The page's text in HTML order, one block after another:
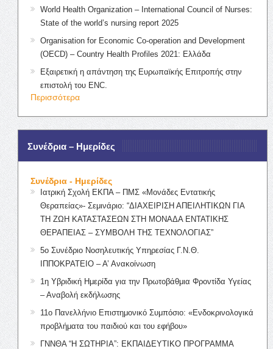
World Health Organization – International Council of Nurses:
State of the world’s nursing report 2025
Organisation for Economic Co-operation and Development
(OECD) – Country Health Profiles 2021: Ελλάδα
Εξαιρετική η απάντηση της Ευρωπαϊκής Επιτροπής στην
επιστολή του ENC.
Περισσότερα
Συνέδρια – Ημερίδες
Συνέδρια - Ημερίδες
Ιατρική Σχολή ΕΚΠΑ – ΠΜΣ «Μονάδες Εντατικής
Θεραπείας»- Σεμινάριο: “ΔΙΑΧΕΙΡΙΣΗ ΑΠΕΙΛΗΤΙΚΩΝ ΓΙΑ
ΤΗ ΖΩΗ ΚΑΤΑΣΤΑΣΕΩΝ ΣΤΗ ΜΟΝΑΔΑ ΕΝΤΑΤΙΚΗΣ
ΘΕΡΑΠΕΙΑΣ – ΣΥΜΒΟΛΗ ΤΗΣ ΤΕΧΝΟΛΟΓΙΑΣ”
5ο Συνέδριο Νοσηλευτικής Υπηρεσίας Γ.Ν.Θ.
ΙΠΠΟΚΡΑΤΕΙΟ – Α’ Ανακοίνωση
1η Υβριδική Ημερίδα για την Πρωτοβάθμια Φροντίδα Υγείας
– Αναβολή εκδήλωσης
11ο Πανελλήνιο Επιστημονικό Συμπόσιο: «Ενδοκρινολογικά
προβλήματα του παιδιού και του εφήβου»
ΓΝΝΘΑ “Η ΣΩΤΗΡΙΑ”: ΕΚΠΑΙΔΕΥΤΙΚΟ ΠΡΟΓΡΑΜΜΑ